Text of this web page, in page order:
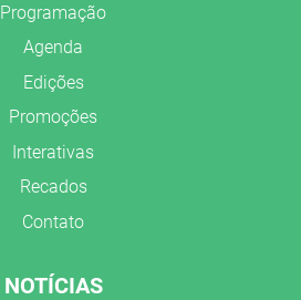
Programação
Agenda
Edições
Promoções
Interativas
Recados
Contato
NOTÍCIAS